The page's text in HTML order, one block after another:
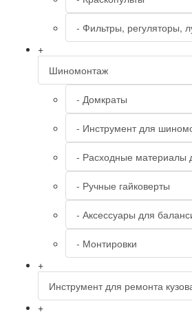
- Фильтры, регуляторы,
+
Шиномонтаж
- Домкраты
- Инструмент для
- Расходные материалы
- Ручные гайковерты
- Аксессуары для
- Монтировки
+
Инструмент для ремонта
+